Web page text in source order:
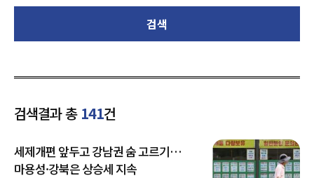
검색
검색결과 총 141건
세제개편 앞두고 강남권 숨 고르기…
마용성·강북은 상승세 지속